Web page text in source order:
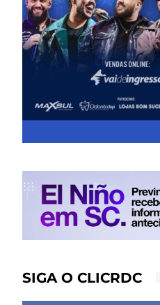
SIGA O CLICRDC